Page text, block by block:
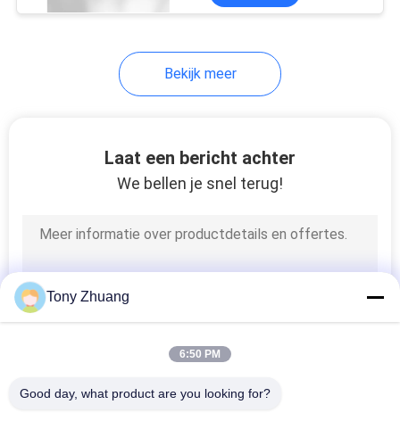
Vinger Gezamenlijke
De Machine van de
membraanpers
Bekijk meer
Laat een bericht achter
We bellen je snel terug!
Tony Zhuang
6:50 PM
Good day, what product are you looking for?